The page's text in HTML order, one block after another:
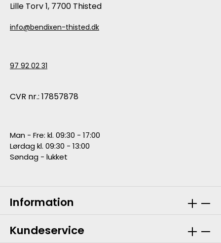
Lille Torv 1, 7700 Thisted
info@bendixen-thisted.dk
97 92 02 31
CVR nr.: 17857878
Man - Fre: kl. 09:30 - 17:00
Lørdag kl. 09:30 - 13:00
Søndag - lukket
Information
Kundeservice